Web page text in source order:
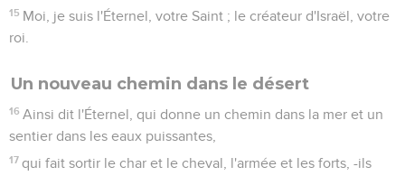
15 Moi, je suis l'Éternel, votre Saint ; le créateur d'Israël, votre
roi.
Un nouveau chemin dans le désert
16 Ainsi dit l'Éternel, qui donne un chemin dans la mer et un
sentier dans les eaux puissantes,
17 qui fait sortir le char et le cheval, l'armée et les forts, -ils